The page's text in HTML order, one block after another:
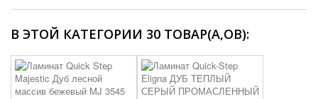
В ЭТОЙ КАТЕГОРИИ 30 ТОВАР(А,ОВ):